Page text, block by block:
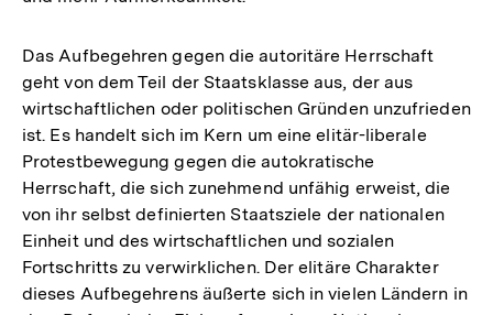
Das Aufbegehren gegen die autoritäre Herrschaft
geht von dem Teil der Staatsklasse aus, der aus
wirtschaftlichen oder politischen Gründen unzufrieden
ist. Es handelt sich im Kern um eine elitär-liberale
Protestbewegung gegen die autokratische
Herrschaft, die sich zunehmend unfähig erweist, die
von ihr selbst definierten Staatsziele der nationalen
Einheit und des wirtschaftlichen und sozialen
Fortschritts zu verwirklichen. Der elitäre Charakter
dieses Aufbegehrens äußerte sich in vielen Ländern in